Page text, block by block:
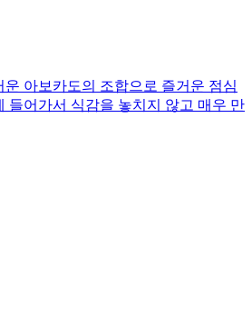
아보카도의 조합으로 즐거운 점심
들어가서 식감을 놓치지 않고 매우 만